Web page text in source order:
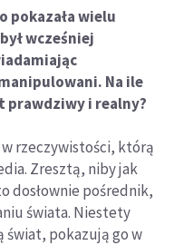
pokazała wielu
wcześniej
Na ile
prawdziwy i realny?
rzeczywistości, którą
Zresztą, niby jak
dosłownie pośrednik,
świata. Niestety
pokazują go w